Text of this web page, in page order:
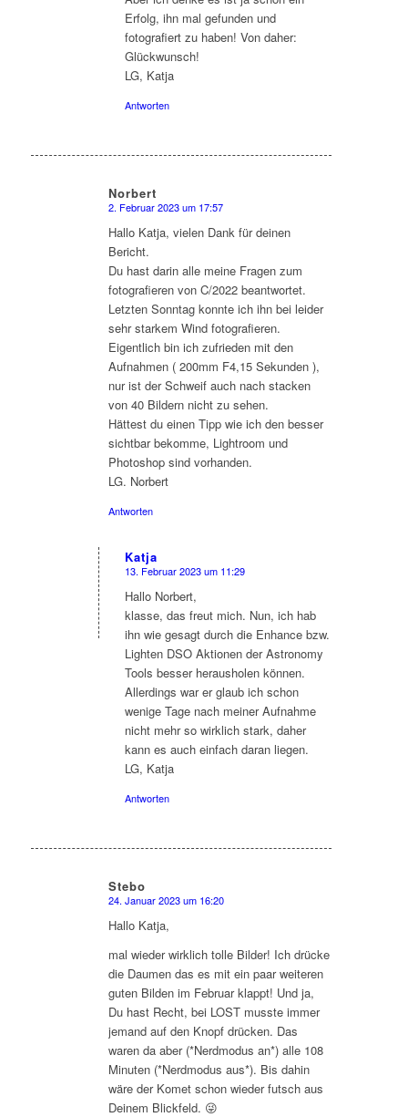
Erfolg, ihn mal gefunden und
fotografiert zu haben! Von daher:
Glückwunsch!
LG, Katja
Antworten
Norbert
sagte:
2. Februar 2023 um 17:57
Hallo Katja, vielen Dank für deinen
Bericht.
Du hast darin alle meine Fragen zum
fotografieren von C/2022 beantwortet.
Letzten Sonntag konnte ich ihn bei leider
sehr starkem Wind fotografieren.
Eigentlich bin ich zufrieden mit den
Aufnahmen ( 200mm F4,15 Sekunden ),
nur ist der Schweif auch nach stacken
von 40 Bildern nicht zu sehen.
Hättest du einen Tipp wie ich den besser
sichtbar bekomme, Lightroom und
Photoshop sind vorhanden.
LG. Norbert
Antworten
Katja
sagte:
13. Februar 2023 um 11:29
Hallo Norbert,
klasse, das freut mich. Nun, ich hab
ihn wie gesagt durch die Enhance bzw.
Lighten DSO Aktionen der Astronomy
Tools besser herausholen können.
Allerdings war er glaub ich schon
wenige Tage nach meiner Aufnahme
nicht mehr so wirklich stark, daher
kann es auch einfach daran liegen.
LG, Katja
Antworten
Stebo
sagte:
24. Januar 2023 um 16:20
Hallo Katja,
mal wieder wirklich tolle Bilder! Ich drücke
die Daumen das es mit ein paar weiteren
guten Bilden im Februar klappt! Und ja,
Du hast Recht, bei LOST musste immer
jemand auf den Knopf drücken. Das
waren da aber (*Nerdmodus an*) alle 108
Minuten (*Nerdmodus aus*). Bis dahin
wäre der Komet schon wieder futsch aus
Deinem Blickfeld. 😜